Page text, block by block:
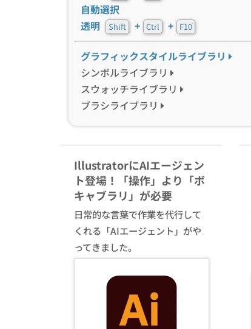
自動選択
透明
Shift + Ctrl + F10
グラフィックスタイルライブラリ
シンボルライブラリ
スウォッチライブラリ
ブラシライブラリ
IllustratorにAIエージェン
ト登場！「操作」より「ボ
キャブラリ」が必要
日常的な言葉で作業を代行して
くれる「AIエージェント」がや
ってきました。